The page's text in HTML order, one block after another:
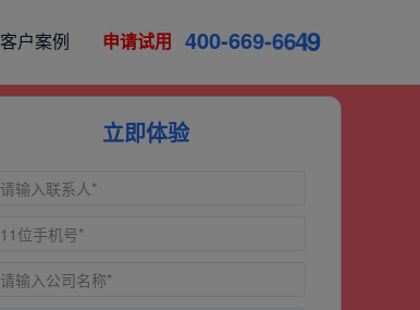
客户案例 申请试用 400-669-6649
立即体验